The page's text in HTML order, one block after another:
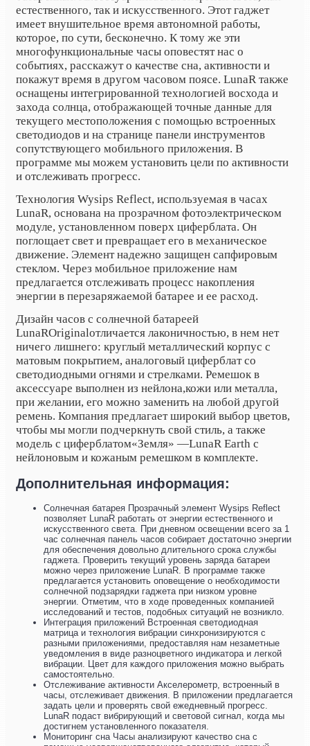
естественного, так и искусственного. Этот гаджет
имеет внушительное время автономной работы,
которое, по сути, бесконечно. К тому же эти
многофункциональные часы оповестят нас о
событиях, расскажут о качестве сна, активности и
покажут время в другом часовом поясе. LunaR также
оснащены интегрированной технологией восхода и
захода солнца, отображающей точные данные для
текущего местоположения с помощью встроенных
светодиодов и на странице панели инструментов
сопутствующего мобильного приложения. В
программе мы можем установить цели по активности
и отслеживать прогресс.
Технология Wysips Reflect, используемая в часах
LunaR, основана на прозрачном фотоэлектрическом
модуле, установленном поверх циферблата. Он
поглощает свет и превращает его в механическое
движение. Элемент надежно защищен сапфировым
стеклом. Через мобильное приложение нам
предлагается отслеживать процесс накопления
энергии в перезаряжаемой батарее и ее расход.
Дизайн часов с солнечной батареей
LunaROriginalотличается лаконичностью, в нем нет
ничего лишнего: круглый металлический корпус с
матовым покрытием, аналоговый циферблат со
светодиодными огнями и стрелками. Ремешок в
аксессуаре выполнен из нейлона,кожи или металла,
при желании, его можно заменить на любой другой
ремень. Компания предлагает широкий выбор цветов,
чтобы мы могли подчеркнуть свой стиль, а также
модель с циферблатом«Земля» —LunaR Earth с
нейлоновым и кожаным ремешком в комплекте.
Дополнительная информация:
Солнечная батарея Прозрачный элемент Wysips Reflect
позволяет LunaR работать от энергии естественного и
искусственного света. При дневном освещении всего за 1
час солнечная панель часов собирает достаточно энергии
для обеспечения довольно длительного срока службы
гаджета. Проверить текущий уровень заряда батареи
можно через приложение LunaR. В программе также
предлагается установить оповещение о необходимости
солнечной подзарядки гаджета при низком уровне
энергии. Отметим, что в ходе проведенных компанией
исследований и тестов, подобных ситуаций не возникло.
Интеграция приложений Встроенная светодиодная
матрица и технология вибрации синхронизируются с
разными приложениями, предоставляя нам незаметные
уведомления в виде разноцветного индикатора и легкой
вибрации. Цвет для каждого приложения можно выбрать
самостоятельно.
Отслеживание активности Акселерометр, встроенный в
часы, отслеживает движения. В приложении предлагается
задать цели и проверять свой ежедневный прогресс.
LunaR подаст вибрирующий и световой сигнал, когда мы
достигнем установленного показателя.
Мониторинг сна Часы анализируют качество сна с